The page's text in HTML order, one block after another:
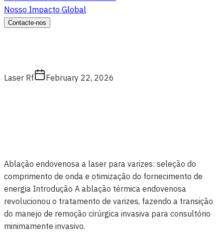
Nosso Impacto Global
Contacte-nos
Laser Rf February 22, 2026
Ablação endovenosa a laser para varizes: seleção do
comprimento de onda e otimização do fornecimento de
energia Introdução A ablação térmica endovenosa
revolucionou o tratamento de varizes, fazendo a transição
do manejo de remoção cirúrgica invasiva para consultório
minimamente invasivo.